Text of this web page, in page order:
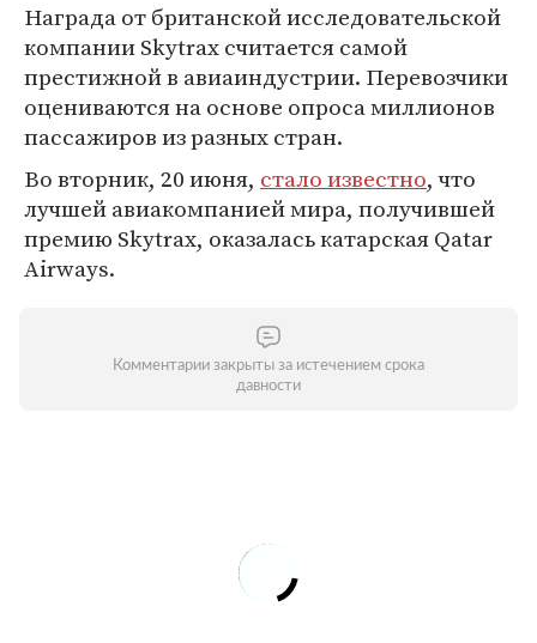
Награда от британской исследовательской
компании Skytrax считается самой
престижной в авиаиндустрии. Перевозчики
оцениваются на основе опроса миллионов
пассажиров из разных стран.
Во вторник, 20 июня, стало известно, что
лучшей авиакомпанией мира, получившей
премию Skytrax, оказалась катарская Qatar
Airways.
Комментарии закрыты за истечением срока
давности